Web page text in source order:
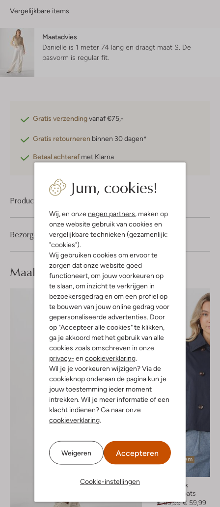
Jum, cookies!
Wij, en onze negen partners, maken op
onze website gebruik van cookies en
vergelijkbare technieken (gezamenlijk:
"cookies").
Wij gebruiken cookies om ervoor te
zorgen dat onze website goed
functioneert, om jouw voorkeuren op
te slaan, om inzicht te verkrijgen in
bezoekersgedrag en om een profiel op
te bouwen van jouw online gedrag voor
gepersonaliseerde advertenties. Door
op "Accepteer alle cookies" te klikken,
ga je akkoord met het gebruik van alle
cookies zoals omschreven in onze
privacy- en cookieverklaring.
Wil je je voorkeuren wijzigen? Via de
cookieknop onderaan de pagina kun je
jouw toestemming ieder moment
intrekken. Wil je meer informatie of een
klacht indienen? Ga naar onze
cookieverklaring.
Weigeren Accepteren
Cookie-instellingen
Vergelijkbare items
Maatadvies
Danielle is 1 meter 74 lang en draagt maat S. De
pasvorm is regular fit
Gratis verzendingvanaf €75,-
Gratis retourneren binnen 30 dagen*
Betaal achteraf met Klarna
Product informatie
Bezorgen & retourneren
Maak jelook compleet
Laatste item
Withblack
Trenchcoats
€ 99,99 € 59,99